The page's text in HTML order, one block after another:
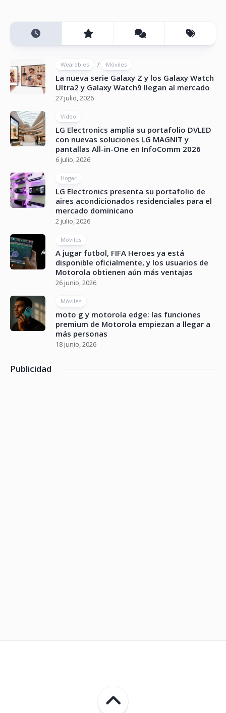
Wearables / Móviles
La nueva serie Galaxy Z y los Galaxy Watch
Ultra2 y Galaxy Watch9 llegan al mercado
27 julio, 2026
Vídeo
LG Electronics amplía su portafolio DVLED
con nuevas soluciones LG MAGNIT y
pantallas All-in-One en InfoComm 2026
6 julio, 2026
Hogar
LG Electronics presenta su portafolio de
aires acondicionados residenciales para el
mercado dominicano
2 julio, 2026
Móviles
A jugar futbol, FIFA Heroes ya está
disponible oficialmente, y los usuarios de
Motorola obtienen aún más ventajas
26 junio, 2026
Móviles
moto g y motorola edge: las funciones
premium de Motorola empiezan a llegar a
más personas
18 junio, 2026
Publicidad